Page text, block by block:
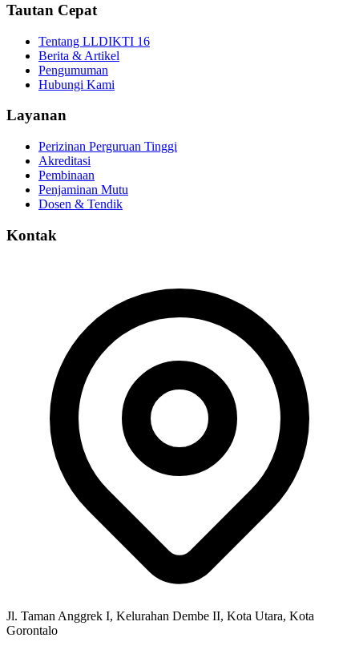
Tautan Cepat
Tentang LLDIKTI 16
Berita & Artikel
Pengumuman
Hubungi Kami
Layanan
Perizinan Perguruan Tinggi
Akreditasi
Pembinaan
Penjaminan Mutu
Dosen & Tendik
Kontak
Jl. Taman Anggrek I, Kelurahan Dembe II, Kota Utara, Kota
Gorontalo